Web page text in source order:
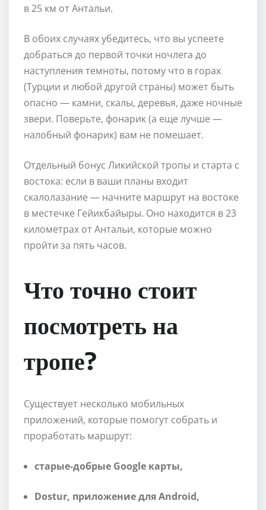
в 25 км от Антальи.
В обоих случаях убедитесь, что вы успеете
добраться до первой точки ночлега до
наступления темноты, потому что в горах
(Турции и любой другой страны) может быть
опасно — камни, скалы, деревья, даже ночные
звери. Поверьте, фонарик (а еще лучше —
налобный фонарик) вам не помешает.
Отдельный бонус Ликийской тропы и старта с
востока: если в ваши планы входит
скалолазание — начните маршрут на востоке
в местечке Гейикбайыры. Оно находится в 23
километрах от Антальи, которые можно
пройти за пять часов.
Что точно стоит
посмотреть на
тропе?
Существует несколько мобильных
приложений, которые помогут собрать и
проработать маршрут:
старые-добрые Google карты,
Dostur, приложение для Android,